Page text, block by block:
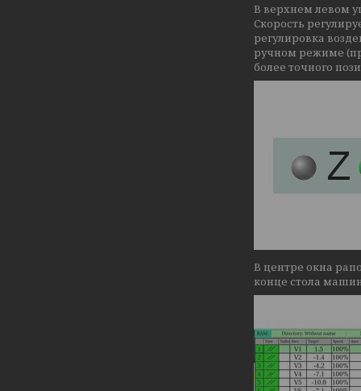
В верхнем левом
Скорость
регулировка
ручном режиме
более точного
В центре окна
конце стола